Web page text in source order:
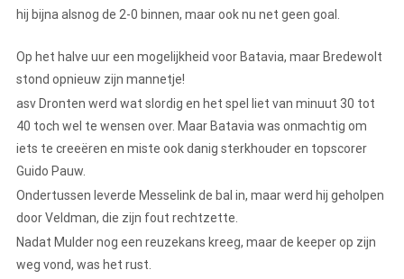
hij bijna alsnog de 2-0 binnen, maar ook nu net geen goal.
Op het halve uur een mogelijkheid voor Batavia, maar Bredewolt
stond opnieuw zijn mannetje!
asv Dronten werd wat slordig en het spel liet van minuut 30 tot
40 toch wel te wensen over. Maar Batavia was onmachtig om
iets te creeëren en miste ook danig sterkhouder en topscorer
Guido Pauw.
Ondertussen leverde Messelink de bal in, maar werd hij geholpen
door Veldman, die zijn fout rechtzette.
Nadat Mulder nog een reuzekans kreeg, maar de keeper op zijn
weg vond, was het rust.